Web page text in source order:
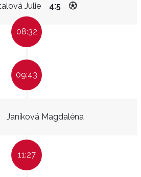
Julie 4:5
08:32
09:43
Janíková Magdaléna
11:27